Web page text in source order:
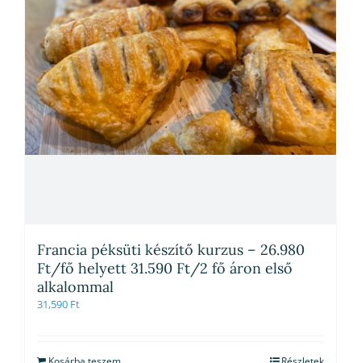
Francia péksüti készítő kurzus – 26.980
Ft/fő helyett 31.590 Ft/2 fő áron első
alkalommal
31,590 Ft